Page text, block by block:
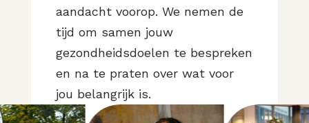
aandacht voorop. We nemen de
tijd om samen jouw
gezondheidsdoelen te bespreken
en na te praten over wat voor
jou belangrijk is.